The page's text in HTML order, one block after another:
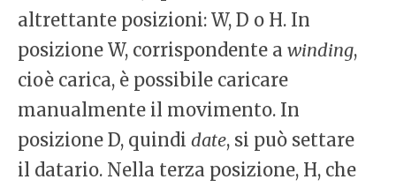
altrettante posizioni: W, D o H. In
posizione W, corrispondente a winding,
cioè carica, è possibile caricare
manualmente il movimento. In
posizione D, quindi date, si può settare
il datario. Nella terza posizione, H, che